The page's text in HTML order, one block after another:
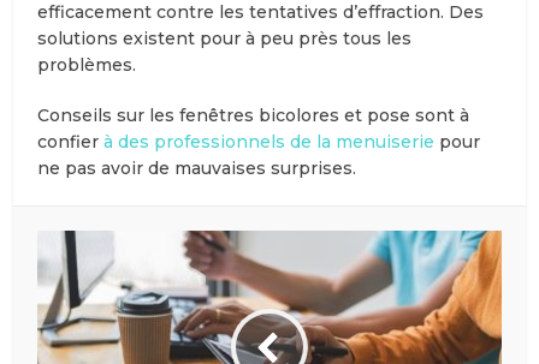
efficacement contre les tentatives d’effraction. Des
solutions existent pour à peu près tous les
problèmes.
Conseils sur les fenêtres bicolores et pose sont à
confierà des professionnels de la menuiserie pour
ne pas avoir de mauvaises surprises.